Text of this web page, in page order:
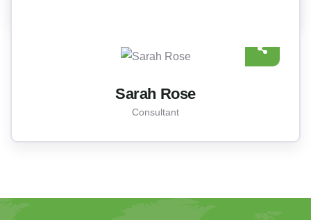
Sarah Rose
Consultant